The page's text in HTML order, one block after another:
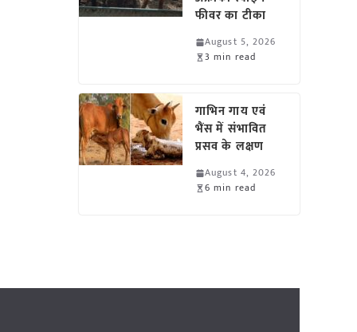
फीवर का टीका
August 5, 2026
3 min read
गाभिन गाय एवं
भैंस में संभावित
प्रसव के लक्षण
August 4, 2026
6 min read